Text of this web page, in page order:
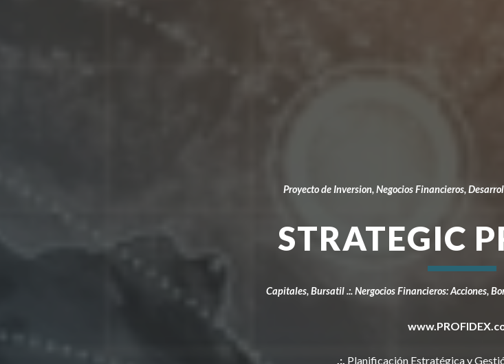
Proyecto de Inversion, Negocios Financieros,
STRATEGIC
Capitales, Bursatil .:. Nergocios Financieros: Acciones,
www.PROFIDEX
.:. Planificación Estratégica y